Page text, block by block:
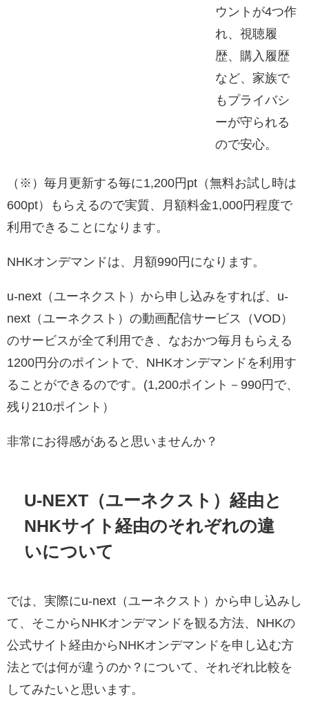
ウントが4つ作
れ、視聴履
歴、購入履歴
など、家族で
もプライバシ
ーが守られる
ので安心。
（※）毎月更新する毎に1,200円pt（無料お試し時は
600pt）もらえるので実質、月額料金1,000円程度で
利用できることになります。
NHKオンデマンドは、月額990円になります。
u-next（ユーネクスト）から申し込みをすれば、u-
next（ユーネクスト）の動画配信サービス（VOD）
のサービスが全て利用でき、なおかつ毎月もらえる
1200円分のポイントで、NHKオンデマンドを利用す
ることができるのです。(1,200ポイント－990円で、
残り210ポイント）
非常にお得感があると思いませんか？
U-NEXT（ユーネクスト）経由と
NHKサイト経由のそれぞれの違
いについて
では、実際にu-next（ユーネクスト）から申し込みし
て、そこからNHKオンデマンドを観る方法、NHKの
公式サイト経由からNHKオンデマンドを申し込む方
法とでは何が違うのか？について、それぞれ比較を
してみたいと思います。